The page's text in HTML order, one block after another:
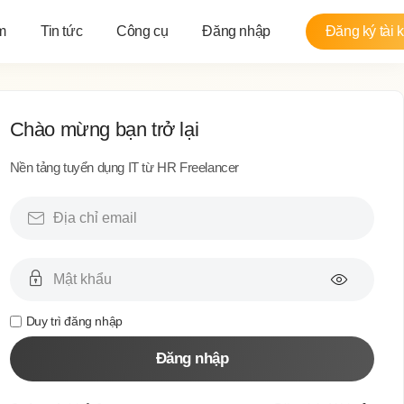
Tin tức Công cụ Đăng nhập Đăng ký tài
Chào mừng bạn trở lại
Nền tảng tuyển dụng IT từ HR Freelancer
Duy trì đăng nhập
Đăng nhập